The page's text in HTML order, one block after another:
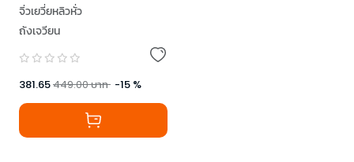
จิ่วเยวี่ยหลิวหั่ว
ถังเจวียน
381.65449.00บาท -15 %